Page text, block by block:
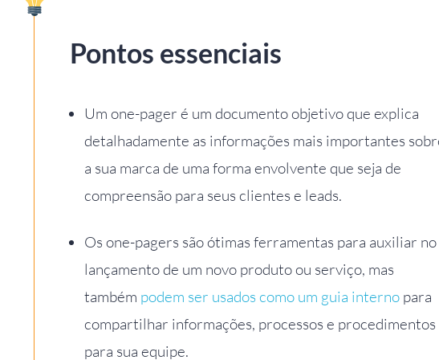
Pontos essenciais
Um one-pager é um documento objetivo que explica
detalhadamente as informações mais importantes
a sua marca de uma forma envolvente que seja de
compreensão para seus clientes e leads.
Os one-pagers são ótimas ferramentas para auxiliar no
lançamento de um novo produto ou serviço, mas
também podem ser usados como um guia interno para
compartilhar informações, processos e procedimentos
para sua equipe.